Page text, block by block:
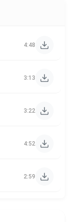
4:48
3:13
3:22
4:52
2:59